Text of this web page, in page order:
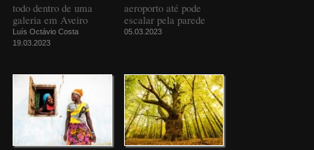
todo dentro de uma
galeria em Aveiro
Luís Octávio Costa
19.03.2023
aeroporto até pode
escalar pela parede
05.03.2023